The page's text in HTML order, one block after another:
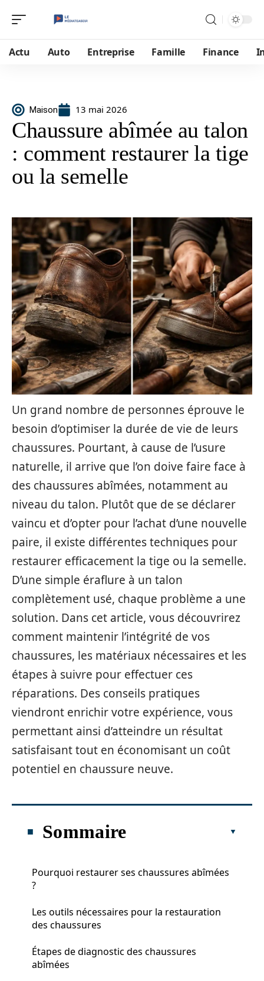
Actu Auto Entreprise Famille Finance
Maison 13 mai 2026
Chaussure abîmée au talon
: comment restaurer la tige
ou la semelle
Un grand nombre de personnes éprouve le
besoin d’optimiser la durée de vie de leurs
chaussures. Pourtant, à cause de l’usure
naturelle, il arrive que l’on doive faire face à
des chaussures abîmées, notamment au
niveau du talon. Plutôt que de se déclarer
vaincu et d’opter pour l’achat d’une nouvelle
paire, il existe différentes techniques pour
restaurer efficacement la tige ou la semelle.
D’une simple éraflure à un talon
complètement usé, chaque problème a une
solution. Dans cet article, vous découvrirez
comment maintenir l’intégrité de vos
chaussures, les matériaux nécessaires et les
étapes à suivre pour effectuer ces
réparations. Des conseils pratiques
viendront enrichir votre expérience, vous
permettant ainsi d’atteindre un résultat
satisfaisant tout en économisant un coût
potentiel en chaussure neuve.
Sommaire
Pourquoi restaurer ses chaussures abîmées
?
Les outils nécessaires pour la restauration
des chaussures
Étapes de diagnostic des chaussures
abîmées